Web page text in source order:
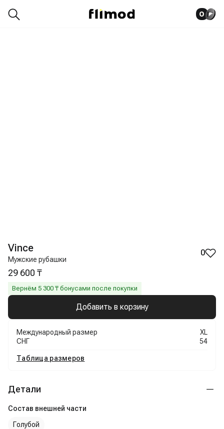
0
Vince
Мужские рубашки
0
29 600 ₸
Вернём 5 300 ₸ бонусами после покупки
Добавить в корзину
Международный размер
XL
СНГ
54
Таблица размеров
Детали
Состав внешней части
Голубой